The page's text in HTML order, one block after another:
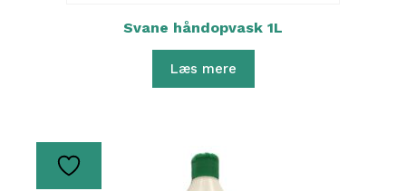
Svane håndopvask 1L
Læs mere